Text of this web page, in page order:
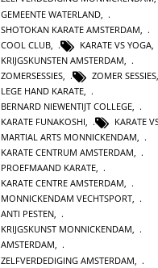
GEMEENTE WATERLAND
SHOTOKAN KARATE AMSTERDAM
COOL CLUB
KARATE VS YOGA
KRIJGSKUNSTEN AMSTERDAM
ZOMERSESSIES
ZOMER SESSIES
LEGE HAND KARATE
BERNARD NIEWENTIJT COLLEGE
KARATE FUNAKOSHI
KARATE
MARTIAL ARTS MONNICKENDAM,
KARATE CENTRUM AMSTERDAM,
PROEFMAAND KARATE,
KARATE CENTRE AMSTERDAM,
MONNICKENDAM VECHTSPORT,
ANTI PESTEN,
KRIJGSKUNST MONNICKENDAM,
AMSTERDAM,
ZELFVERDEDIGING AMSTERDAM